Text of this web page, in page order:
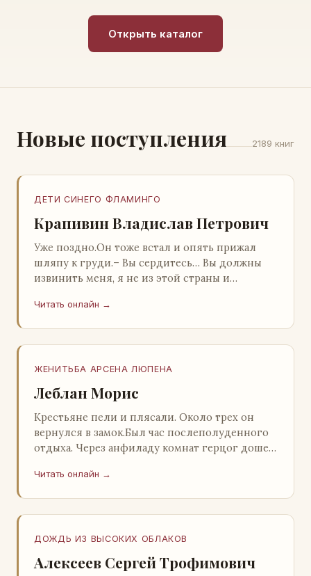
Открыть каталог
Новые поступления 2189 книг
ДЕТИ СИНЕГО ФЛАМИНГО
Крапивин Владислав Петрович
Уже поздно.Он тоже встал и опять прижал
шляпу к груди.– Вы сердитесь… Вы должны
извинить меня, я не из этой страны и
прошу: выс…
Читать онлайн →
ЖЕНИТЬБА АРСЕНА ЛЮПЕНА
Леблан Морис
Крестьяне пели и плясали. Около трех он
вернулся в замок.Был час послеполуденного
отдыха. Через анфиладу комнат герцог дошел
во…
Читать онлайн →
ДОЖДЬ ИЗ ВЫСОКИХ ОБЛАКОВ
Алексеев Сергей Трофимович